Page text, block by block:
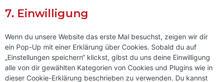
7. Einwilligung
Wenn du unsere Website das erste Mal besuchst, zeigen wir dir
ein Pop-Up mit einer Erklärung über Cookies. Sobald du auf
„Einstellungen speichern“ klickst, gibst du uns deine Einwilligung
alle von dir gewählten Kategorien von Cookies und Plugins wie in
dieser Cookie-Erklärung beschrieben zu verwenden. Du kannst